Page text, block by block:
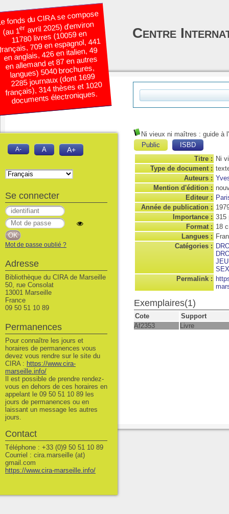
Ni vieux ni maîtres : guide à
Public
ISBD
Titre : Ni
Type de document :
Auteurs :
Mention d'édition :
Editeur :
Année de publication :
Importance : 315
Format : 18
Langues :
Catégories :
Permalink :
Exemplaires(1)
Cote
Support
Af2353
Livre
fonds du CIRA se compose
(au 1eravril 2025) d’environ
11780 livres (10059 en
709 en espagnol, 441
en anglais, 426 en italien, 49
en allemand et 87 en autres
langues) 5040 brochures,
2285 journaux (dont 1699
français), 314 thèses et 1020
documents électroniques.
Centre
A- A A+
Se connecter
Mot de passe oublié ?
Adresse
Bibliothèque du CIRA de Marseille
50, rue Consolat
13001 Marseille
France
09 50 51 10 89
Permanences
Pour connaître les jours et
horaires de permanences vous
devez vous rendre sur le site du
CIRA : https://www.cira-
marseille.info/
Il est possible de prendre rendez-
vous en dehors de ces horaires en
appelant le 09 50 51 10 89 les
jours de permanences ou en
laissant un message les autres
jours.
Contact
Téléphone : +33 (0)9 50 51 10 89
Courriel : cira.marseille (at)
gmail.com
https://www.cira-marseille.info/